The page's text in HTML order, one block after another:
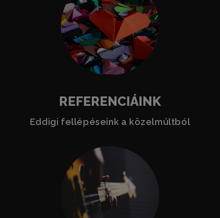
REFERENCIÁINK
Eddigi fellépéseink a közelmúltból